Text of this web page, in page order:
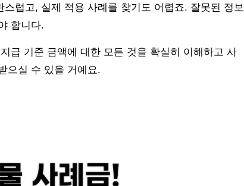
럽고, 실제 적용 사례를 찾기도 어렵죠. 잘못된 정보
합니다.
급 기준 금액에 대한 모든 것을 확실히 이해하고 사
으실 수 있을 거예요.